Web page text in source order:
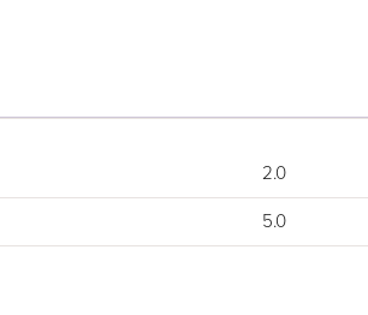
2.0
5.0